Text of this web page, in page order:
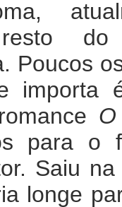
do
Poucos
para o
Saiu
longe